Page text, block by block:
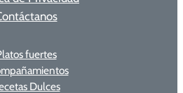
fuertes
Dulces